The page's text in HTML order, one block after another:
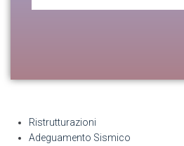
Ristrutturazioni
Adeguamento Sismico